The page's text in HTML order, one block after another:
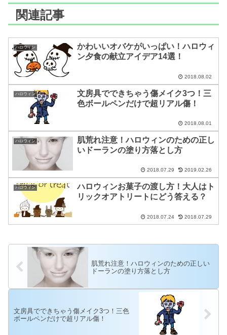
関連記事
ハロウィン
かわいいオバケがいっぱい！ハロウィ
ン夕食の献立アイデア14選！
2018.08.02
ハロウィン
文房具でできちゃう傷メイク3つ！三
色ボールペンだけで超リアル傷！
2018.08.01
ハロウィン
肌荒れ注意！ハロウィンのための正し
いドーランの塗り方落とし方
2018.07.29 2019.02.26
ハロウィン
ハロウィンお菓子の渡し方！大人はト
リックオアトリートにどう答える？
2018.07.24 2018.07.29
肌荒れ注意！ハロウィンのための正しい
ドーランの塗り方落とし方
文房具でできちゃう傷メイク3つ！三色
ボールペンだけで超リアル傷！